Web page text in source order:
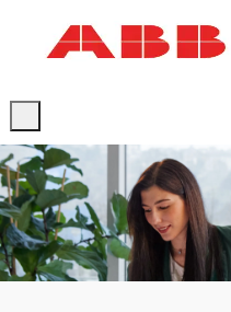
-
-